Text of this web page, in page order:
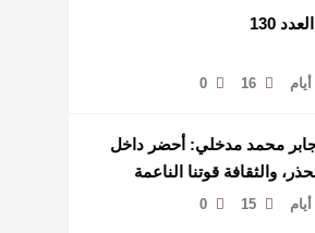
130
16
0
جابر محمد مدخلي: أحضر داخل
والثقافة قوتنا الناعمة
15
0